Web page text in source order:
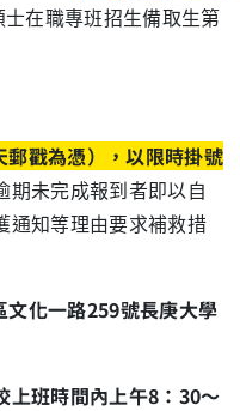
在職專班招生備取生第
郵戳為憑），以限時掛號
期未完成報到者即以自
通知等理由要求補救措
文化一路259號長庚大學
上班時間內上午8 ： 30～